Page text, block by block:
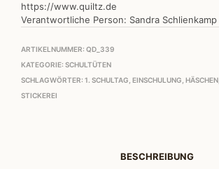
https://www.quiltz.de
Verantwortliche Person: Sandra Schlienkamp
ARTIKELNUMMER: QD_339
KATEGORIE: SCHULTÜTEN
SCHLAGWÖRTER: 1. SCHULTAG EINSCHULUNG HÄSCHEN
STICKEREI
BESCHREIBUNG